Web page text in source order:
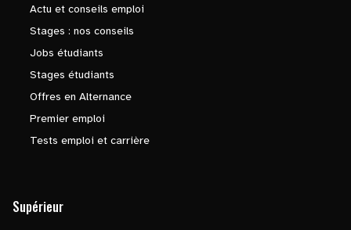
Actu et conseils emploi
Stages : nos conseils
Jobs étudiants
Stages étudiants
Offres en Alternance
Premier emploi
Tests emploi et carrière
Supérieur